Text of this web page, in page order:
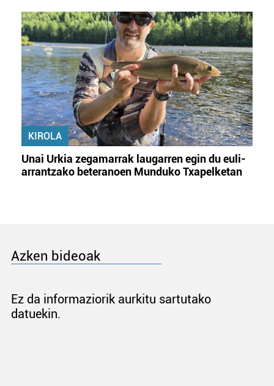
KIROLA
Unai Urkia zegamarrak laugarren egin du euli-
arrantzako beteranoen Munduko Txapelketan
Azken bideoak
Ez da informaziorik aurkitu sartutako
datuekin.